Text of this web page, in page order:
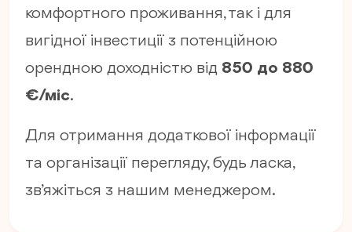
комфортного проживання, так і для
вигідної інвестиції з потенційною
орендною доходністю від 850 до 880
€/міс.
Для отримання додаткової інформації
та організації перегляду, будь ласка,
зв’яжіться з нашим менеджером.